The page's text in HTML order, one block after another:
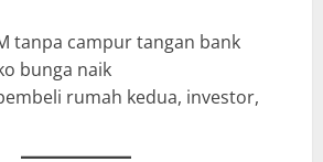
tanpa campur tangan bank
bunga naik
rumah kedua, investor,